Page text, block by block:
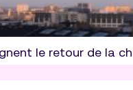
le retour de la